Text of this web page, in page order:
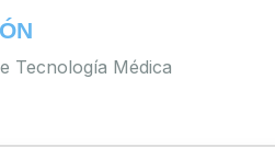
Tecnología Médica